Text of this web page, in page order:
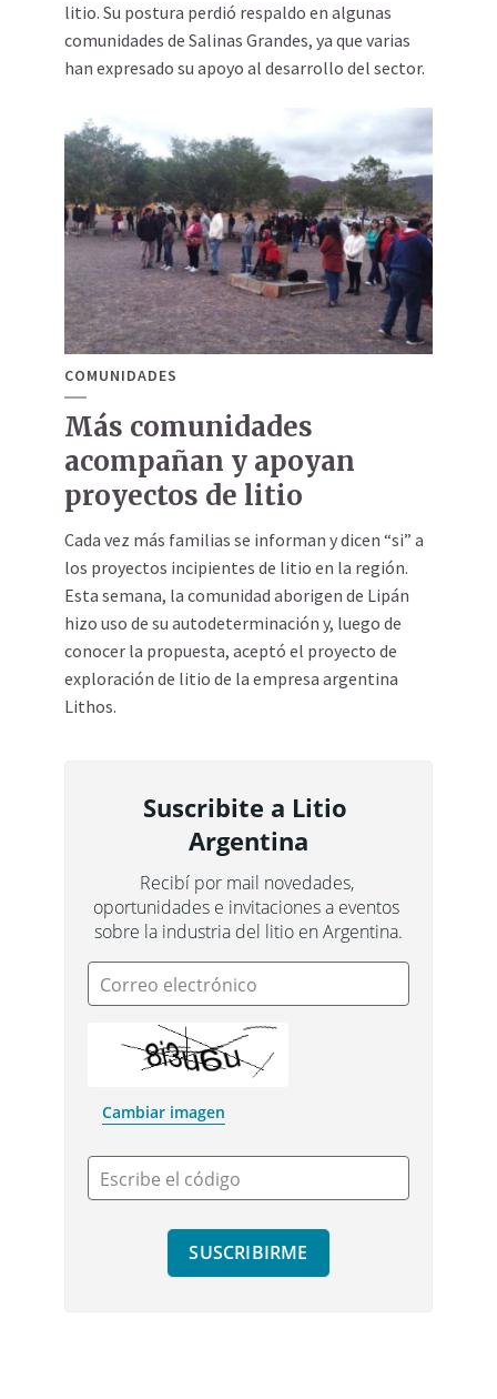
litio. Su postura perdió respaldo en algunas
comunidades de Salinas Grandes, ya que varias
han expresado su apoyo al desarrollo del sector.
COMUNIDADES
Más comunidades
acompañan y apoyan
proyectos de litio
Cada vez más familias se informan y dicen “si” a
los proyectos incipientes de litio en la región.
Esta semana, la comunidad aborigen de Lipán
hizo uso de su autodeterminación y, luego de
conocer la propuesta, aceptó el proyecto de
exploración de litio de la empresa argentina
Lithos.
Suscribite a Litio
Argentina
Recibí por mail novedades,
oportunidades e invitaciones a eventos
sobre la industria del litio en Argentina.
Correo electrónico
Cambiar imagen
Escribe el código